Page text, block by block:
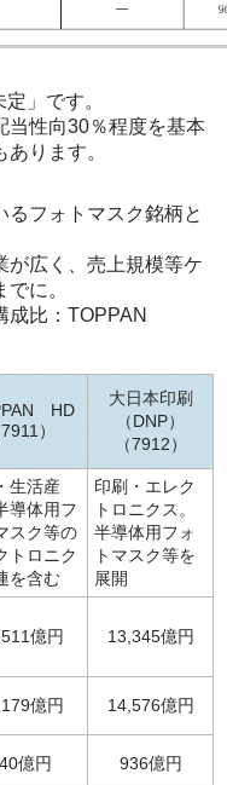
」です。
当性向30％程度を基本
ります。
フォトマスク銘柄と
が広く、売上規模等ケ
に。
成比：TOPPAN
HD
7911）
大日本印刷
（DNP）
（7912）
生活産
導体用フ
スク等の
トロニク
を含む
印刷・エレク
トロニクス。
半導体用フォ
トマスク等を
展開
億円 13,345億円
億円 14,576億円
億円 936億円